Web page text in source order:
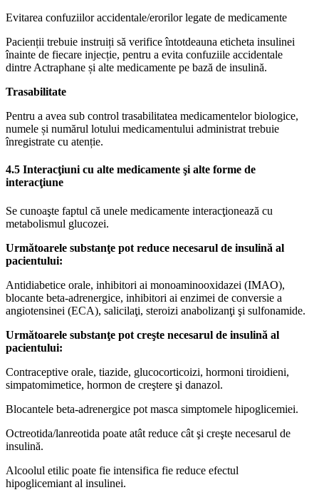
Evitarea confuziilor accidentale/erorilor legate de medicamente
Pacienții trebuie instruiți să verifice întotdeauna eticheta insulinei
înainte de fiecare injecție, pentru a evita confuziile accidentale
dintre Actraphane și alte medicamente pe bază de insulină.
Trasabilitate
Pentru a avea sub control trasabilitatea medicamentelor biologice,
numele și numărul lotului medicamentului administrat trebuie
înregistrate cu atenție.
4.5 Interacţiuni cu alte medicamente şi alte forme de
interacţiune
Se cunoaşte faptul că unele medicamente interacţionează cu
metabolismul glucozei.
Următoarele substanţe pot reduce necesarul de insulină al
pacientului:
Antidiabetice orale, inhibitori ai monoaminooxidazei (IMAO),
blocante beta-adrenergice, inhibitori ai enzimei de conversie a
angiotensinei (ECA), salicilaţi, steroizi anabolizanţi şi sulfonamide.
Următoarele substanţe pot creşte necesarul de insulină al
pacientului:
Contraceptive orale, tiazide, glucocorticoizi, hormoni tiroidieni,
simpatomimetice, hormon de creştere şi danazol.
Blocantele beta-adrenergice pot masca simptomele hipoglicemiei.
Octreotida/lanreotida poate atât reduce cât şi creşte necesarul de
insulină.
Alcoolul etilic poate fie intensifica fie reduce efectul
hipoglicemiant al insulinei.